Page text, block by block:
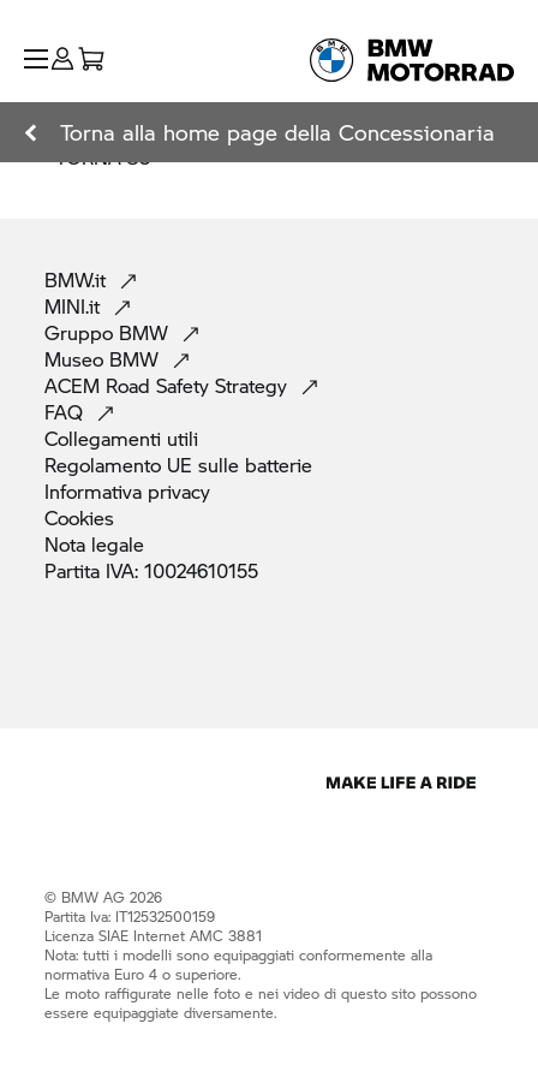
Torna alla home page della Concessionaria
TORNA SU
BMW.it
MINI.it
Gruppo BMW
Museo BMW
ACEM Road SafetyStrategy
FAQ
Collegamenti utili
Regolamento UE sulle batterie
Informativa privacy
Cookies
Nota legale
Partita IVA:10024610155
© BMW AG 2026
Partita Iva: IT12532500159
Licenza SIAE Internet AMC 3881
Nota: tutti i modelli sono equipaggiati conformemente alla
normativa Euro 4 o superiore.
Le moto raffigurate nelle foto e nei video di questo sito possono
essere equipaggiate diversamente.